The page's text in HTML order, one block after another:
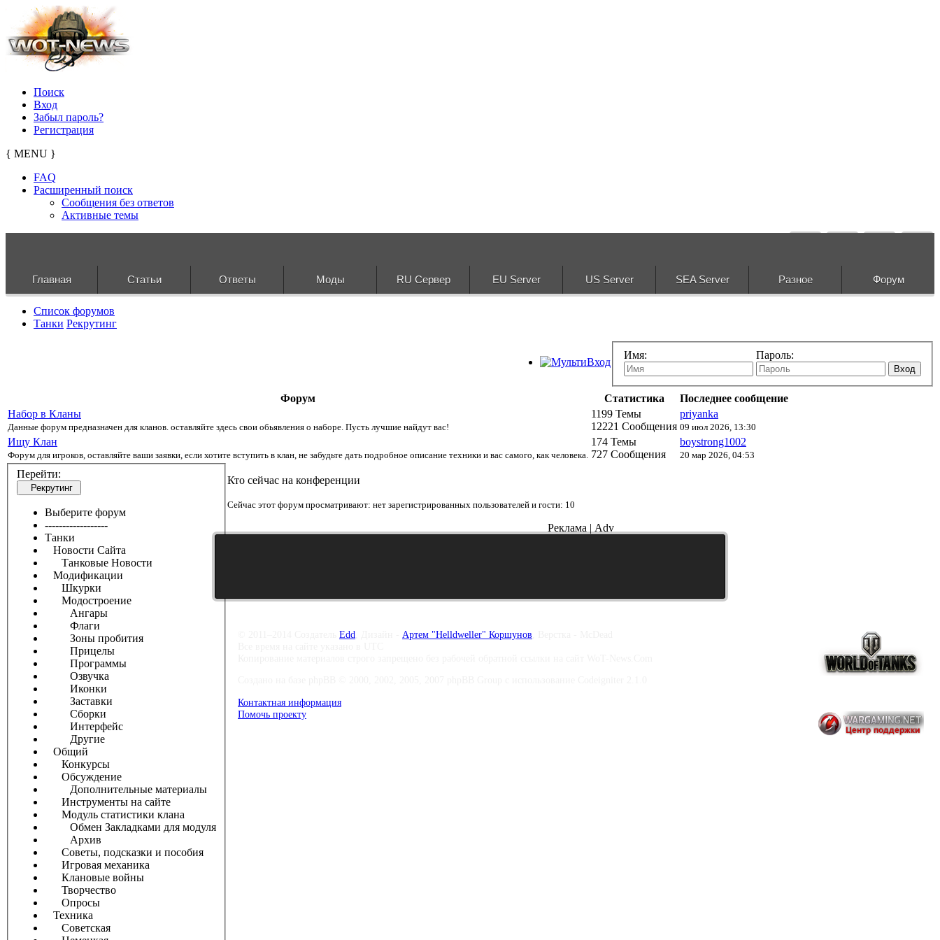
Поиск
Вход
Забыл пароль?
Регистрация
{ MENU }
FAQ
Расширенный поиск
Сообщения без ответов
Активные темы
Главная Статьи Ответы Моды RU Сервер EU Server US Server SEA Server Разное Форум
Список форумов
Танки Рекрутинг
Имя: Пароль:
Вход
Форум Статистика
Последнее сообщение
Набор в Кланы
Данные форум предназначен для кланов. оставляйте здесь свои обьявления о наборе. Пусть лучшие найдут вас!
1199 Темы
12221 Сообщения
priyanka
09 июл 2026, 13:30
Ищу Клан
Форум для игроков, оставляйте ваши заявки, если хотите вступить в клан, не забудьте дать подробное описание техники и вас самого, как человека.
174 Темы
727 Сообщения
boystrong1002
20 мар 2026, 04:53
Перейти:
Рекрутинг
Выберите форум
------------------
Танки
Новости Сайта
Танковые Новости
Модификации
Шкурки
Модостроение
Ангары
Флаги
Зоны пробития
Прицелы
Программы
Озвучка
Иконки
Заставки
Сборки
Интерфейс
Другие
Общий
Конкурсы
Обсуждение
Дополнительные материалы
Инструменты на сайте
Модуль статистики клана
Обмен Закладками для модуля
Архив
Советы, подсказки и пособия
Игровая механика
Клановые войны
Творчество
Опросы
Техника
Советская
Кто сейчас на конференции
Сейчас этот форум просматривают: нет зарегистрированных пользователей и гости: 10
Реклама | Adv
Edd Артем "Helldweller" Коршунов
Контактная информация
Помочь проекту